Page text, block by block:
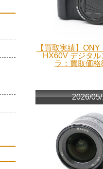
【買取実績】
HX60V デジタル
ラ：買取価格
2026/